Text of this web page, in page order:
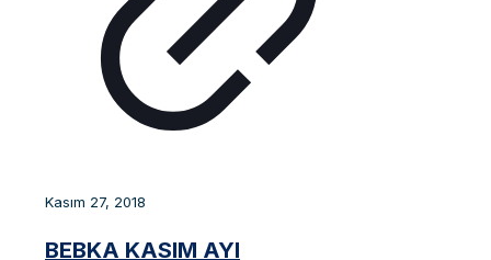
Kasım 27, 2018
BEBKA KASIM AYI